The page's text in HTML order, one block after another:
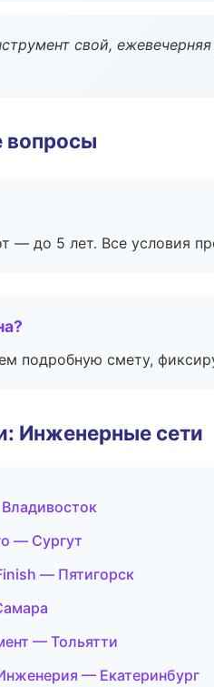
свой,
вопросы
— до 5 лет. Все условия
подробную смету,
Инженерные сети
— Сургут
— Пятигорск
— Тольятти
— Екатеринбург